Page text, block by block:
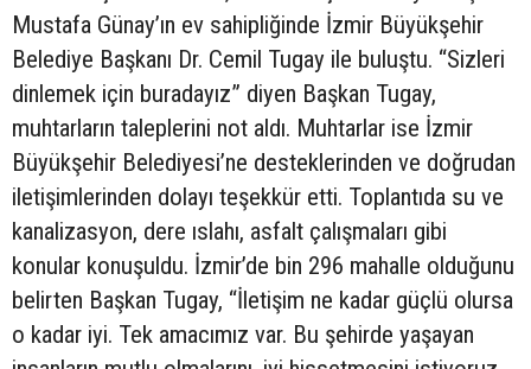
Mustafa Günay’ın ev sahipliğinde İzmir Büyükşehir
Belediye Başkanı Dr. Cemil Tugay ile buluştu. “Sizleri
dinlemek için buradayız” diyen Başkan Tugay,
muhtarların taleplerini not aldı. Muhtarlar ise İzmir
Büyükşehir Belediyesi’ne desteklerinden ve doğrudan
iletişimlerinden dolayı teşekkür etti. Toplantıda su ve
kanalizasyon, dere ıslahı, asfalt çalışmaları gibi
konular konuşuldu. İzmir’de bin 296 mahalle olduğunu
belirten Başkan Tugay, “İletişim ne kadar güçlü olursa
o kadar iyi. Tek amacımız var. Bu şehirde yaşayan